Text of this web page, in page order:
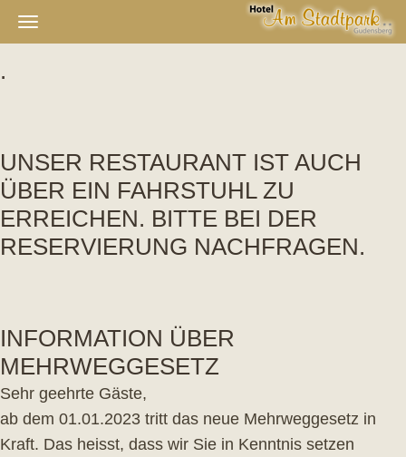
Navigation
.
UNSER RESTAURANT IST AUCH
ÜBER EIN FAHRSTUHL ZU
ERREICHEN. BITTE BEI DER
RESERVIERUNG NACHFRAGEN.
INFORMATION ÜBER
MEHRWEGGESETZ
Sehr geehrte Gäste,
ab dem 01.01.2023 tritt das neue Mehrweggesetz in
Kraft. Das heisst, dass wir Sie in Kenntnis setzen